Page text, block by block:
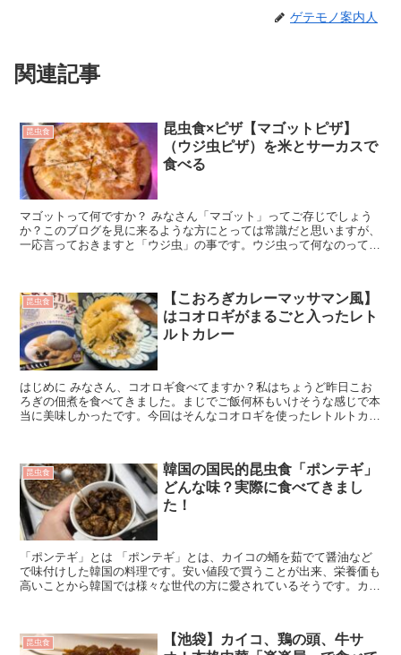
ゲテモノ案内人
関連記事
昆虫食
昆虫食×ピザ【マゴットピザ】
（ウジ虫ピザ）を米とサーカスで
食べる
マゴットって何ですか？ みなさん「マゴット」ってご存じでしょう
か？このブログを見に来るような方にとっては常識だと思いますが、
一応言っておきますと「ウジ虫」の事です。ウジ虫って何なのって方
昆虫食
【こおろぎカレーマッサマン風】
はコオロギがまるごと入ったレト
ルトカレー
はじめに みなさん、コオロギ食べてますか？私はちょうど昨日こお
ろぎの佃煮を食べてきました。まじでご飯何杯もいけそうな感じで本
当に美味しかったです。今回はそんなコオロギを使ったレトルトカレ
昆虫食
韓国の国民的昆虫食「ポンテギ」
どんな味？実際に食べてきまし
た！
「ポンテギ」とは 「ポンテギ」とは、カイコの蛹を茹でて醤油など
で味付けした韓国の料理です。安い値段で買うことが出来、栄養価も
高いことから韓国では様々な世代の方に愛されているそうです。カイ
昆虫食
【池袋】カイコ、鶏の頭、牛サ